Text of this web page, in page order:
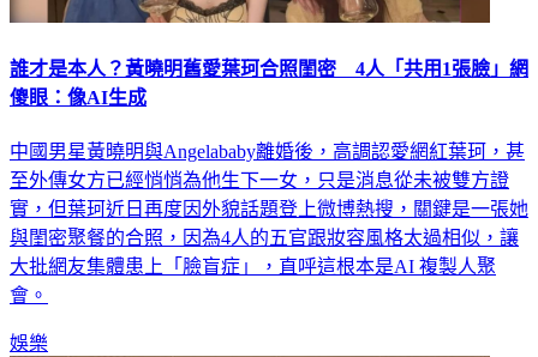
誰才是本人？黃曉明舊愛葉珂合照閨密 4人「共用1張臉」網
傻眼：像AI生成
中國男星黃曉明與Angelababy離婚後，高調認愛網紅葉珂，甚
至外傳女方已經悄悄為他生下一女，只是消息從未被雙方證
實，但葉珂近日再度因外貌話題登上微博熱搜，關鍵是一張她
與閨密聚餐的合照，因為4人的五官跟妝容風格太過相似，讓
大批網友集體患上「臉盲症」，直呼這根本是AI 複製人聚
會。
娛樂